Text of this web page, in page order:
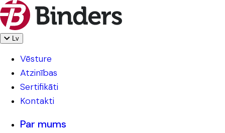
Lv
Vēsture
Atzinības
Sertifikāti
Kontakti
Par mums